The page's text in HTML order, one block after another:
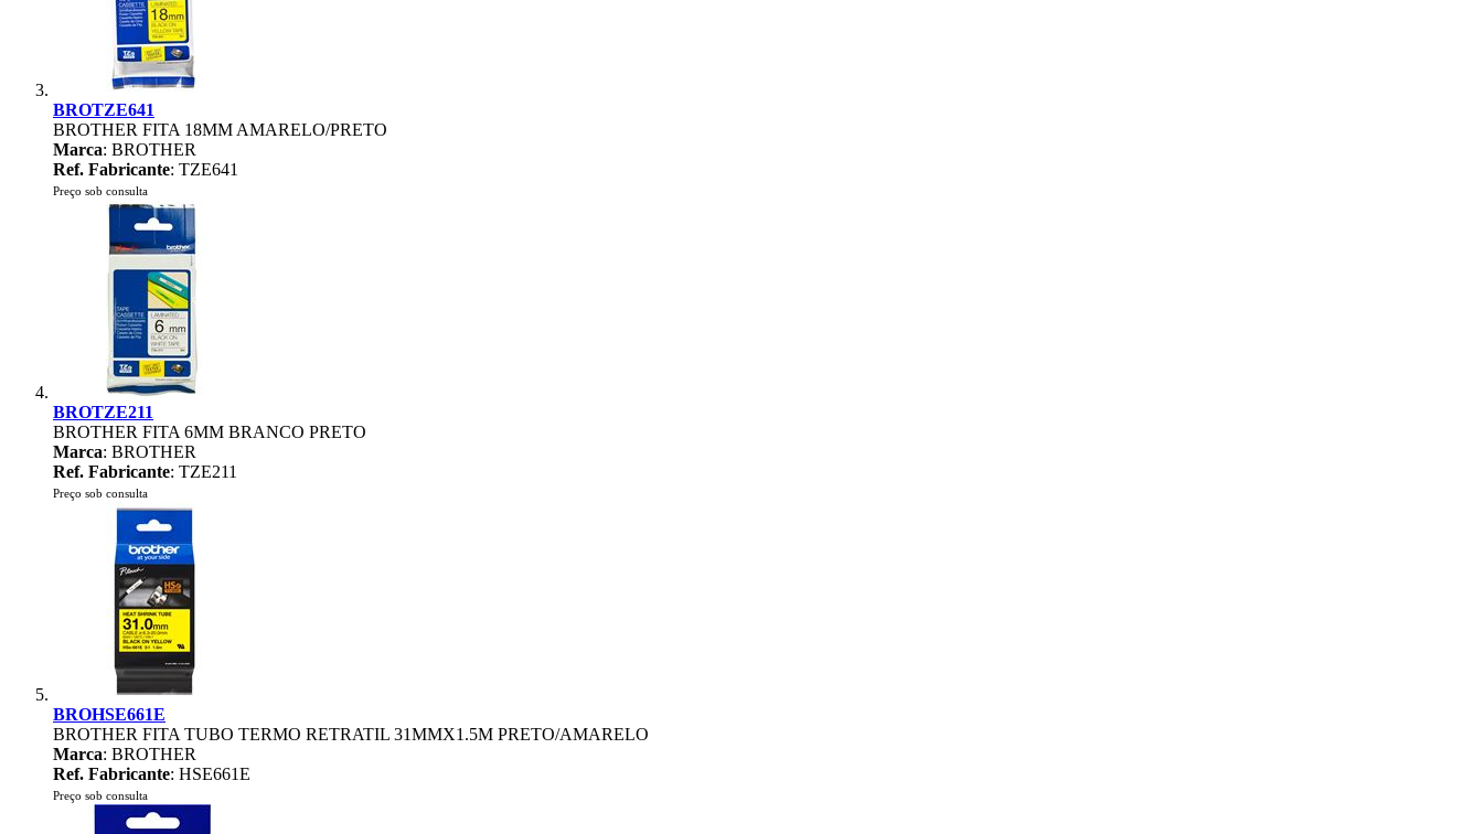
BROTZE641
BROTHER FITA 18MM AMARELO/PRETO
Marca: BROTHER
Ref. Fabricante: TZE641
Preço sob consulta
BROTZE211
BROTHER FITA 6MM BRANCO PRETO
Marca: BROTHER
Ref. Fabricante: TZE211
Preço sob consulta
BROHSE661E
BROTHER FITA TUBO TERMO RETRATIL 31MMX1.5M PRETO/AMARELO
Marca: BROTHER
Ref. Fabricante: HSE661E
Preço sob consulta